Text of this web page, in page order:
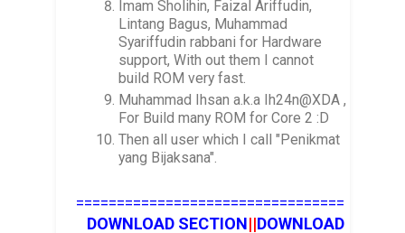
Imam Sholihin, Faizal Ariffudin,
Lintang Bagus, Muhammad
Syariffudin rabbani for Hardware
support, With out them I cannot
build ROM very fast.
Muhammad Ihsan a.k.a Ih24n@XDA ,
For Build many ROM for Core 2 :D
Then all user which I call "Penikmat
yang Bijaksana".
=================================
DOWNLOAD SECTION||DOWNLOAD